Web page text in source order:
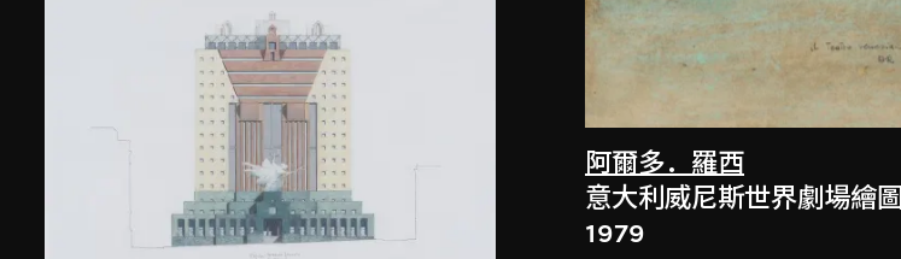
阿爾多．羅西
意大利威尼斯世界劇場繪圖
1979